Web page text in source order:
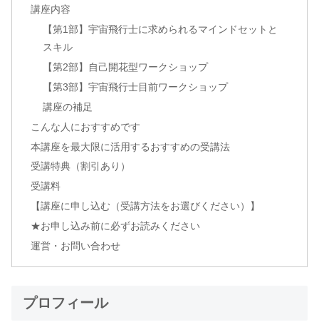
講座内容
【第1部】宇宙飛行士に求められるマインドセットと
スキル
【第2部】自己開花型ワークショップ
【第3部】宇宙飛行士目前ワークショップ
講座の補足
こんな人におすすめです
本講座を最大限に活用するおすすめの受講法
受講特典（割引あり）
受講料
【講座に申し込む（受講方法をお選びください）】
★お申し込み前に必ずお読みください
運営・お問い合わせ
プロフィール